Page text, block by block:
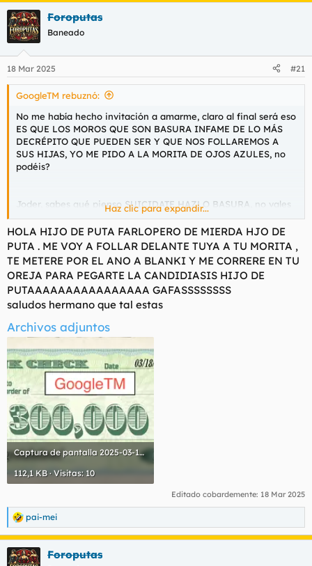
a
c
c
i
e
s
Foroputas
Baneado
18 Mar 2025 #21
GoogleTM rebuznó:
No me había hecho invitación a amarme, claro al final será eso
ES QUE LOS MOROS QUE SON BASURA INFAME DE LO MÁS
DECRÉPITO QUE PUEDEN SER Y QUE NOS FOLLAREMOS A
SUS HIJAS, YO ME PIDO A LA MORITA DE OJOS AZULES, no
podéis?
Joder, sabes qué pienso SUICIDATE HAZLO BASURA, no vales
para nada y lo sabes. Ergo yo no tengo nada que ver luego con
esto, no seré cómplice de un suicidio de un gafas por foro que
habló 2-3 veces, hazlo MARICÓN. SIIIIII.
Haz clic para expandir...
HOLA HIJO DE PUTA FARLOPERO DE MIERDA HJO DE
PUTA . ME VOY A FOLLAR DELANTE TUYA A TU MORITA ,
TE METERE POR EL ANO A BLANKI Y ME CORRERE EN TU
OREJA PARA PEGARTE LA CANDIDIASIS HIJO DE
PUTAAAAAAAAAAAAAAAA GAFASSSSSSSS
saludos hermano que tal estas
Archivos adjuntos
Captura de pantalla 2025-03-18 a las 0.44.06.webp
112,1 KB · Visitas: 10
Editado cobardemente: 18 Mar 2025
R
e
a
c
pai-mei
Foroputas